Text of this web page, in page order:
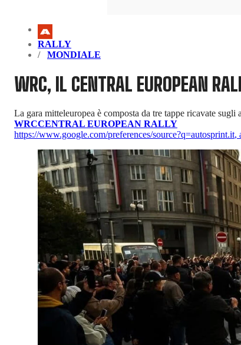
RALLY
MONDIALE
WRC, IL CENTRAL EUROPEAN
La gara mitteleuropea è composta da tre tappe ricavate
WRCCENTRAL EUROPEAN RALLY
https://www.google.com/preferences/source?q=autosprint.it,